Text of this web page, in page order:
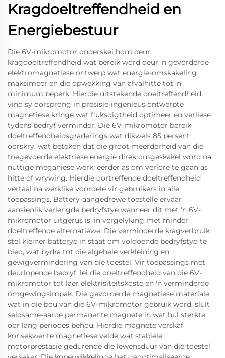
Kragdoeltreffendheid en
Energiebestuur
Die 6V-mikromotor onderskei hom deur
kragdoeltreffendheid wat bereik word deur 'n gevorderde
elektromagnetiese ontwerp wat energie-omskakeling
maksimeer en die opwekking van afvalhitte tot 'n
minimum beperk. Hierdie uitstekende doeltreffendheid
vind sy oorsprong in presisie-ingenieus ontwerpte
magnetiese kringe wat fluksdigtheid optimeer en verliese
tydens bedryf verminder. Die 6V-mikromotor bereik
doeltreffendheidsgraderings wat dikwels 85 persent
oorskry, wat beteken dat die groot meerderheid van die
toegevoerde elektriese energie direk omgeskakel word na
nuttige meganiese werk, eerder as om verlore te gaan as
hitte of wrywing. Hierdie oortreffende doeltreffendheid
vertaal na werklike voordele vir gebruikers in alle
toepassings. Battery-aangedrewe toestelle ervaar
aansienlik verlengde bedryfstye wanneer dit met 'n 6V-
mikromotor uitgerus is, in vergelyking met minder
doeltreffende alternatiewe. Die verminderde kragverbruik
stel kleiner batterye in staat om voldoende bedryfstyd te
bied, wat bydra tot die algehele verkleining en
gewigvermindering van die toestel. Vir toepassings met
deurlopende bedryf, lei die doeltreffendheid van die 6V-
mikromotor tot laer elektrisiteitskoste en 'n verminderde
omgewingsimpak. Die gevorderde magnetiese materiale
wat in die bou van die 6V-mikromotor gebruik word, sluit
seldsame-aarde permanente magnete in wat hul sterkte
oor lang periodes behou. Hierdie magnete verskaf
konsekwente magnetiese velde wat stabiele
motorprestasie gedurende die lewensduur van die toestel